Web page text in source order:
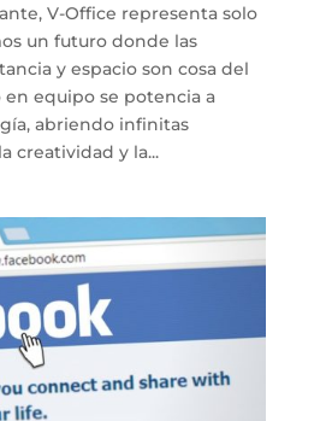
V-Office representa solo
un futuro donde las
y espacio son cosa del
en equipo se potencia a
abriendo infinitas
creatividad y la...